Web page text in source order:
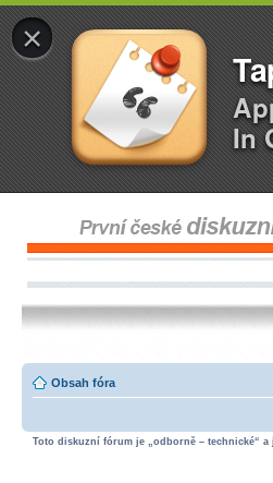
×
In
Obsah fóra
Toto diskuzní fórum je „odborně – technické“